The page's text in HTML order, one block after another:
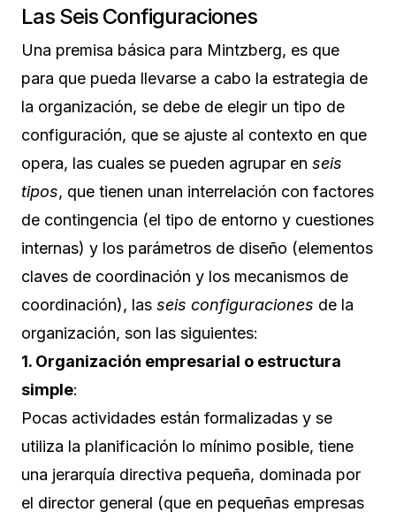
Las Seis Configuraciones
Una premisa básica para Mintzberg, es que
para que pueda llevarse a cabo la estrategia de
la organización, se debe de elegir un tipo de
configuración, que se ajuste al contexto en que
opera, las cuales se pueden agrupar en seis
tipos, que tienen unan interrelación con factores
de contingencia (el tipo de entorno y cuestiones
internas) y los parámetros de diseño (elementos
claves de coordinación y los mecanismos de
coordinación), las seis configuraciones de la
organización, son las siguientes:
1. Organización empresarial o estructura
simple:
Pocas actividades están formalizadas y se
utiliza la planificación lo mínimo posible, tiene
una jerarquía directiva pequeña, dominada por
el director general (que en pequeñas empresas